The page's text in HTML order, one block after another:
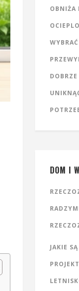
OBNIŻA
WYBRAĆ
DOM I
JAKIE